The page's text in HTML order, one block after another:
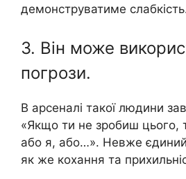
демонструватиме
3. Він може
погрози.
В арсеналі такої людини
«Якщо ти не зробиш цього,
або я, або…». Невже єдиний
як же кохання та